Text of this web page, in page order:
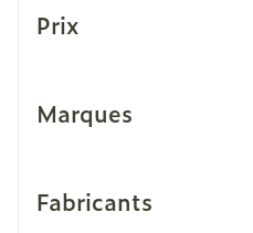
Prix
Marques
Fabricants